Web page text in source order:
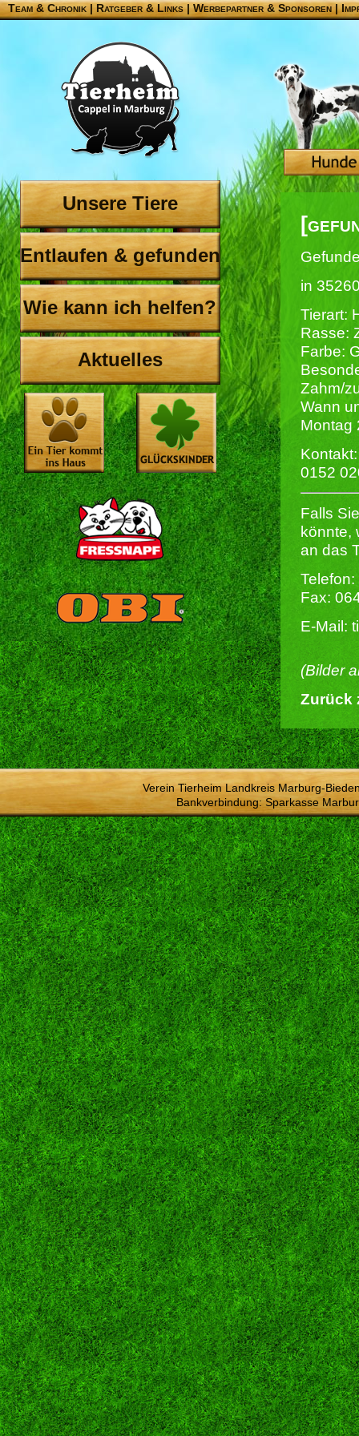
Team & Chronik |Ratgeber & Links|Werbepartner & Sponsoren|
Unsere Tiere
Entlaufen & gefunden
Wie kann ich helfen?
Aktuelles
in
Tierart:
Rasse:
Farbe:
Zahm/
Wann
Montag
Kontakt:
0152
Falls
könnte,
an das
Fax:
E-Mail:
(Bilder
Zurück
Verein Tierheim Landkreis Marburg-
Bankverbindung: Sparkasse